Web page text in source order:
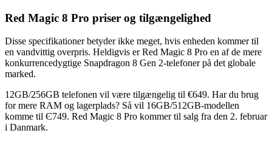
Red Magic 8 Pro priser og tilgængelighed
Disse specifikationer betyder ikke meget, hvis enheden kommer til
en vandvittig overpris. Heldigvis er Red Magic 8 Pro en af de mere
konkurrencedygtige Snapdragon 8 Gen 2-telefoner på det globale
marked.
12GB/256GB telefonen vil være tilgængelig til €649. Har du brug
for mere RAM og lagerplads? Så vil 16GB/512GB-modellen
komme til Є749. Red Magic 8 Pro kommer til salg fra den 2. februar
i Danmark.